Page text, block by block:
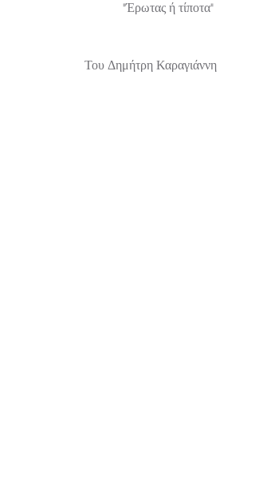
                                  "Έρωτας ή τίποτα"
                      Του Δημήτρη Καραγιάννη